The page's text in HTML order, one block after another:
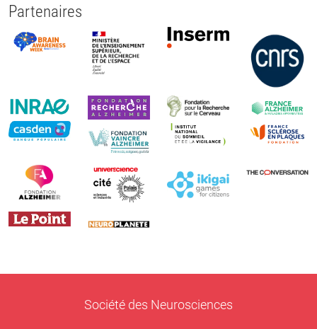
Partenaires
Société des Neurosciences